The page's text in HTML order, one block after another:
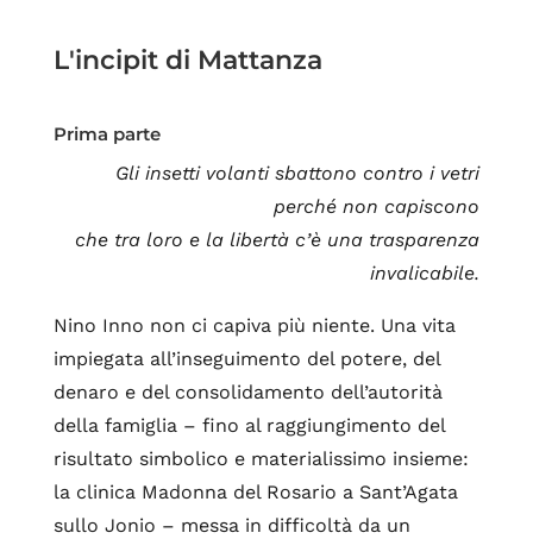
L'incipit di Mattanza
Prima parte
Gli insetti volanti sbattono contro i vetri
perché non capiscono
che tra loro e la libertà c’è una trasparenza
invalicabile.
Nino Inno non ci capiva più niente. Una vita
impiegata all’inseguimento del potere, del
denaro e del consolidamento dell’autorità
della famiglia – fino al raggiungimento del
risultato simbolico e materialissimo insieme:
la clinica Madonna del Rosario a Sant’Agata
sullo Jonio – messa in difficoltà da un